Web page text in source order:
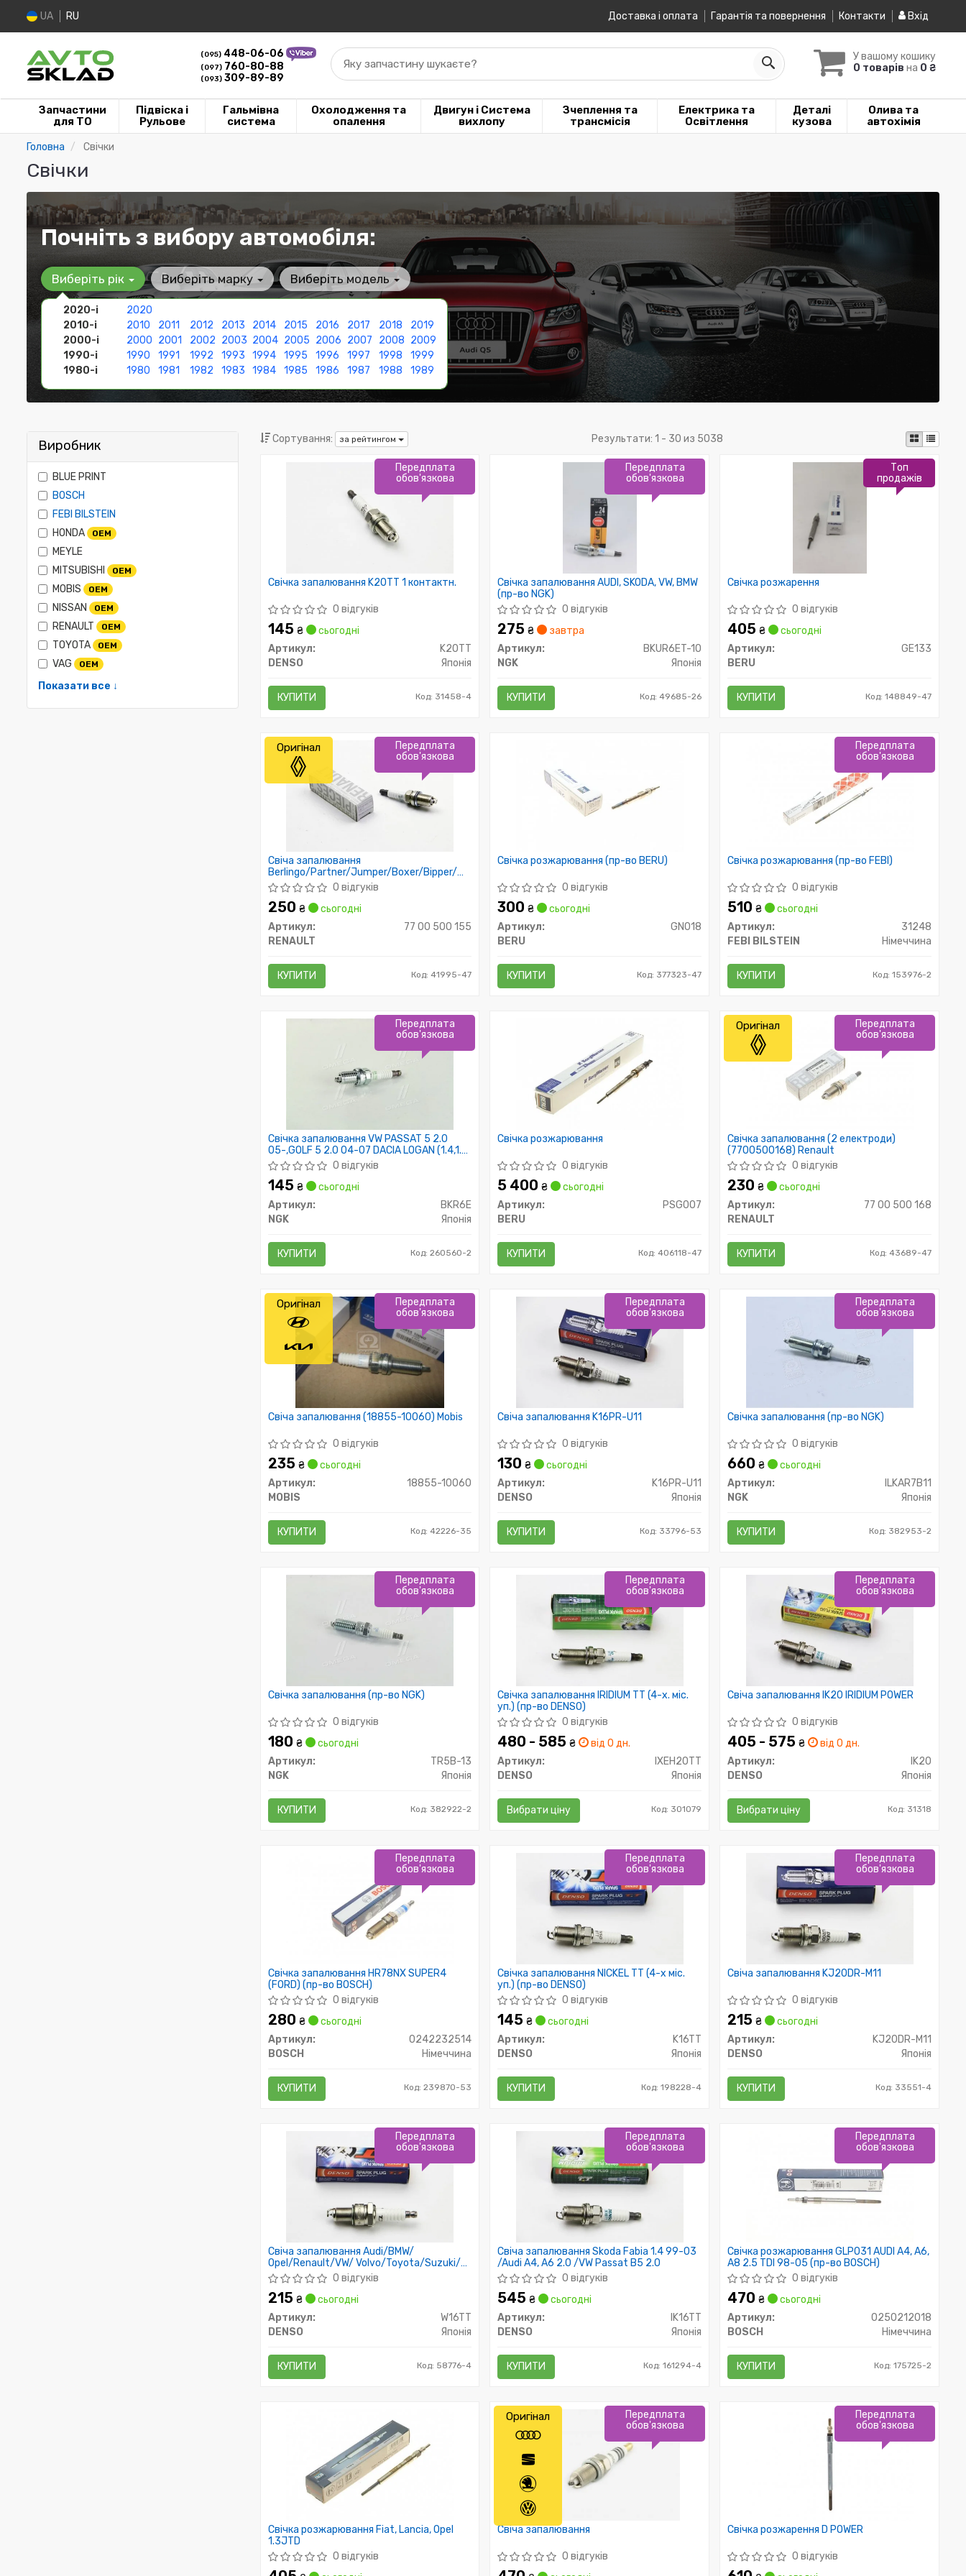
UA RU Доставка і оплата Гарантія та повернення Контакти Вхід
(095) 448-06-06
(097) 760-80-88
(093) 309-89-89
У вашому кошику
0 товарів на 0 ₴
Яку запчастину шукаєте?
Запчастини
для ТО
Підвіска і
Рульове
Гальмівна
система
Охолодження та
опалення
Двигун і Система
вихлопу
Зчеплення та
трансмісія
Електрика та
Освітлення
Деталі
кузова
Олива та
автохімія
Головна Свічки
Свічки
Почніть з вибору автомобіля:
Виберіть рік
2020-і
2020
2010-і
2010 2011 2012 2013 2014 2015 2016 2017 2018
2019
2000-і
2000 2001 2002 2003 2004 2005 2006 2007 2008 2009
1990-і
1990 1991 1992 1993 1994 1995 1996 1997 1998
1999
1980-і
1980 1981 1982 1983 1984 1985 1986 1987 1988 1989
Виберіть марку Виберіть модель
Виробник
BLUE PRINT
BOSCH
FEBI BILSTEIN
HONDA
OEM
MEYLE
MITSUBISHI
OEM
MOBIS OEM
NISSAN OEM
RENAULT OEM
TOYOTA OEM
VAG OEM
Показати все ↓
Сортування: за рейтингом Результати: 1 - 30 из 5038
Свічка запалювання K20TT 1 контактн.
0 відгуків
145 ₴
сьогодні
Артикул:
K20TT
DENSO
Японія
КУПИТИ Код: 31458-4
Передплата
обов'язкова
Свічка запалювання AUDI, SKODA, VW, BMW
(пр-во NGK)
0 відгуків
275₴
завтра
Артикул:
BKUR6ET-10
NGK
Японія
КУПИТИ Код: 49685-26
Передплата
обов'язкова
Свічка розжарення
0 відгуків
405₴
сьогодні
Артикул:
GE133
BERU
КУПИТИ Код: 148849-47
Топ
продажів
Свіча запалювання
Berlingo/Partner/Jumper/Boxer/Bipper/
Kangoo 1.4/1.60 відгуків
250 ₴
сьогодні
Артикул:
77 00 500 155
RENAULT
КУПИТИ Код: 41995-47
Передплата
обов'язкова
Оригінал
Свічка розжарювання (пр-во BERU)
0 відгуків
300₴
сьогодні
Артикул:
GN018
BERU
КУПИТИ Код: 377323-47
Свічка розжарювання (пр-во FEBI)
0 відгуків
510₴
сьогодні
Артикул:
31248
FEBI BILSTEIN
Німеччина
КУПИТИ Код: 153976-2
Передплата
обов'язкова
Свічка запалювання VW PASSAT 5 2.0
05-,GOLF 5 2.0 04-07 DACIA LOGAN (1.4,1.6)
04- (пр-во NGK)0 відгуків
145 ₴
сьогодні
Артикул:
BKR6E
NGK
Японія
КУПИТИ Код: 260560-2
Передплата
обов'язкова
Свічка розжарювання
0 відгуків
5 400₴
сьогодні
Артикул:
PSG007
BERU
КУПИТИ Код: 406118-47
Свічка запалювання (2 електроди)
(7700500168) Renault
0 відгуків
230₴
сьогодні
Артикул:
77 00 500 168
RENAULT
КУПИТИ Код: 43689-47
Передплата
обов'язкова
Оригінал
Свіча запалювання (18855-10060) Mobis
0 відгуків
235 ₴
сьогодні
Артикул:
18855-10060
MOBIS
КУПИТИ Код: 42226-35
Передплата
обов'язкова
Оригінал
Свіча запалювання K16PR-U11
0 відгуків
130₴
сьогодні
Артикул:
K16PR-U11
DENSO
Японія
КУПИТИ Код: 33796-53
Передплата
обов'язкова
Свічка запалювання (пр-во NGK)
0 відгуків
660₴
сьогодні
Артикул:
ILKAR7B11
NGK
Японія
КУПИТИ Код: 382953-2
Передплата
обов'язкова
Свічка запалювання (пр-во NGK)
0 відгуків
180 ₴
сьогодні
Артикул:
TR5B-13
NGK
Японія
КУПИТИ Код: 382922-2
Передплата
обов'язкова
Свічка запалювання IRIDIUM TT (4-х. міс.
уп.) (пр-во DENSO)
0 відгуків
480 - 585₴
від 0 дн.
Артикул:
IXEH20TT
DENSO
Японія
Вибрати ціну Код: 301079
Передплата
обов'язкова
Свіча запалювання IK20 IRIDIUM POWER
0 відгуків
405 - 575₴
від 0 дн.
Артикул:
IK20
DENSO
Японія
Вибрати ціну Код: 31318
Передплата
обов'язкова
Свічка запалювання HR78NX SUPER4
(FORD) (пр-во BOSCH)
0 відгуків
280 ₴
сьогодні
Артикул:
0242232514
BOSCH
Німеччина
КУПИТИ Код: 239870-53
Передплата
обов'язкова
Свічка запалювання NICKEL TT (4-х міс.
уп.) (пр-во DENSO)
0 відгуків
145₴
сьогодні
Артикул:
K16TT
DENSO
Японія
КУПИТИ Код: 198228-4
Передплата
обов'язкова
Свіча запалювання KJ20DR-M11
0 відгуків
215₴
сьогодні
Артикул:
KJ20DR-M11
DENSO
Японія
КУПИТИ Код: 33551-4
Передплата
обов'язкова
Свіча запалювання Audi/BMW/
Opel/Renault/VW/ Volvo/Toyota/Suzuki/
Mitsubishi/Mazda0 відгуків
215 ₴
сьогодні
Артикул:
W16TT
DENSO
Японія
КУПИТИ Код: 58776-4
Передплата
обов'язкова
Свіча запалювання Skoda Fabia 1.4 99-03
/Audi A4, A6 2.0 /VW Passat B5 2.0
0 відгуків
545₴
сьогодні
Артикул:
IK16TT
DENSO
Японія
КУПИТИ Код: 161294-4
Передплата
обов'язкова
Свічка розжарювання GLP031 AUDI A4, A6,
A8 2.5 TDI 98-05 (пр-во BOSCH)
0 відгуків
470₴
сьогодні
Артикул:
0250212018
BOSCH
Німеччина
КУПИТИ Код: 175725-2
Передплата
обов'язкова
Свічка розжарювання Fiat, Lancia, Opel
1.3JTD
0 відгуків
Свіча запалювання
0 відгуків
Передплата
обов'язкова
Оригінал
Свічка розжарення D POWER
0 відгуків
Передплата
обов'язкова